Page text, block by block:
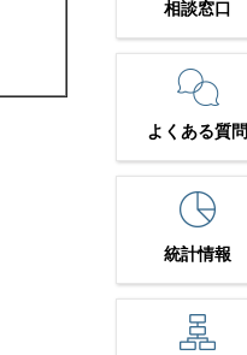
相談窓口
よくある質問
統計情報